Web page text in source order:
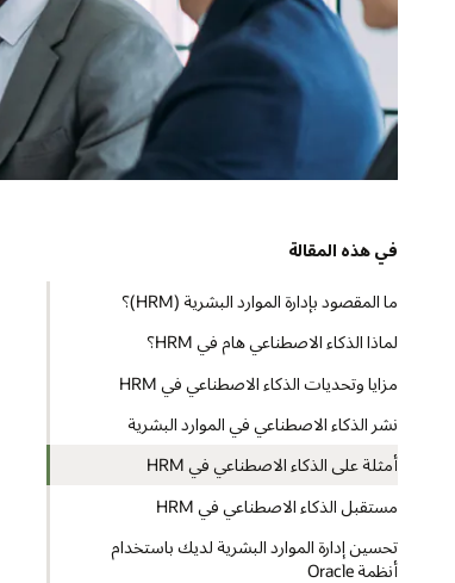
في هذه المقالة
ما المقصود بإدارة الموارد البشرية (HRM)؟
لماذا الذكاء الاصطناعي هام في HRM؟
مزايا وتحديات الذكاء الاصطناعي في HRM
نشر الذكاء الاصطناعي في الموارد البشرية
أمثلة على الذكاء الاصطناعي في HRM
مستقبل الذكاء الاصطناعي في HRM
تحسين إدارة الموارد البشرية لديك باستخدام
أنظمة Oracle